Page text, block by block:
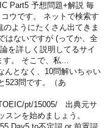
Part5 予想問題+解説 毎
ウです。 ネットで検索す
ようにたくさん出てきま
はないですが (ってか、全
を詳しく説明してるサイ
す。 そこで、私…
となく、10問解いちゃい
523問です。（あ
pt/15005/ 出典元サ
スンを始めましょう。